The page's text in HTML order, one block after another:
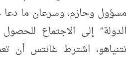
مسؤول وحازم، وسرعان ما
الدولة" إلى الاجتماع
نتنياهو، اشترط غانتس أن